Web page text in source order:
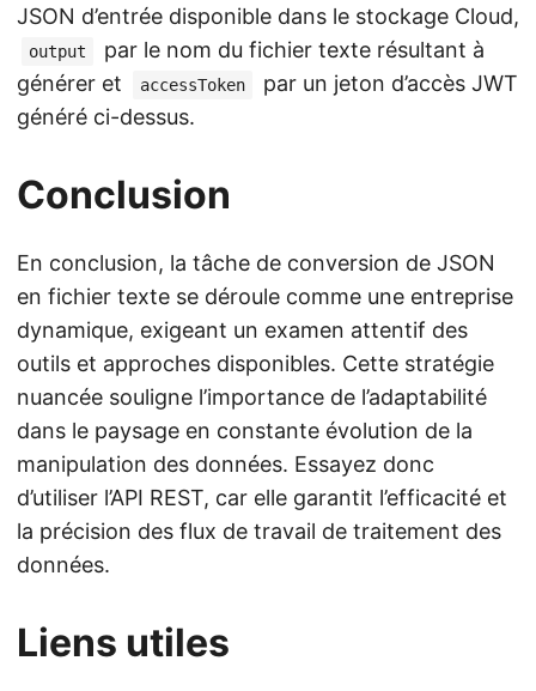
JSON d’entrée disponible dans le stockage Cloud,
output
par le nom du fichier texte résultant à
générer et
accessToken
par un jeton d’accès JWT
généré ci-dessus.
Conclusion
En conclusion, la tâche de conversion de JSON
en fichier texte se déroule comme une entreprise
dynamique, exigeant un examen attentif des
outils et approches disponibles. Cette stratégie
nuancée souligne l’importance de l’adaptabilité
dans le paysage en constante évolution de la
manipulation des données. Essayez donc
d’utiliser l’API REST, car elle garantit l’efficacité et
la précision des flux de travail de traitement des
données.
Liens utiles